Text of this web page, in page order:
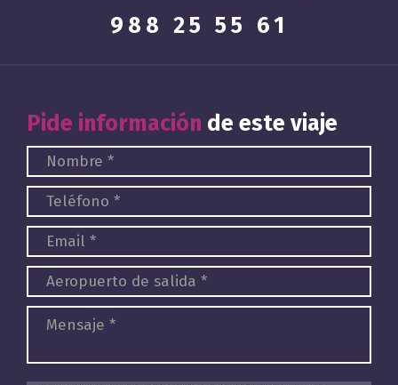
Pide información de este viaje
988 25 55 61